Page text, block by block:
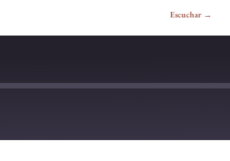
Escuchar →